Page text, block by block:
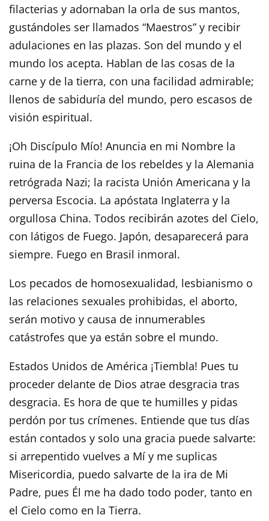
filacterias y adornaban la orla de sus mantos,
gustándoles ser llamados “Maestros” y recibir
adulaciones en las plazas. Son del mundo y el
mundo los acepta. Hablan de las cosas de la
carne y de la tierra, con una facilidad admirable;
llenos de sabiduría del mundo, pero escasos de
visión espiritual.
¡Oh Discípulo Mío! Anuncia en mi Nombre la
ruina de la Francia de los rebeldes y la Alemania
retrógrada Nazi; la racista Unión Americana y la
perversa Escocia. La apóstata Inglaterra y la
orgullosa China. Todos recibirán azotes del Cielo,
con látigos de Fuego. Japón, desaparecerá para
siempre. Fuego en Brasil inmoral.
Los pecados de homosexualidad, lesbianismo o
las relaciones sexuales prohibidas, el aborto,
serán motivo y causa de innumerables
catástrofes que ya están sobre el mundo.
Estados Unidos de América ¡Tiembla! Pues tu
proceder delante de Dios atrae desgracia tras
desgracia. Es hora de que te humilles y pidas
perdón por tus crímenes. Entiende que tus días
están contados y solo una gracia puede salvarte:
si arrepentido vuelves a Mí y me suplicas
Misericordia, puedo salvarte de la ira de Mi
Padre, pues Él me ha dado todo poder, tanto en
el Cielo como en la Tierra.